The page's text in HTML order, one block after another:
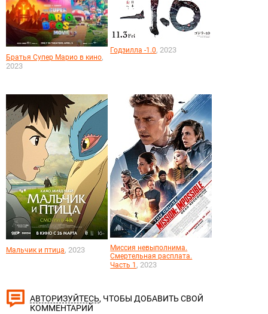
Братья Супер Марио в кино,
2023
Годзилла -1.0, 2023
Мальчик и птица, 2023
Миссия невыполнима.
Смертельная расплата.
Часть 1 , 2023
АВТОРИЗУЙТЕСЬ, ЧТОБЫ ДОБАВИТЬ СВОЙ
КОММЕНТАРИЙ